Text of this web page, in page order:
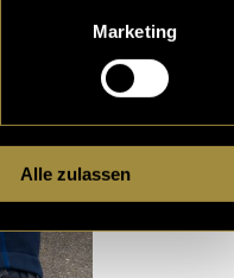
Marketing
Alle zulassen